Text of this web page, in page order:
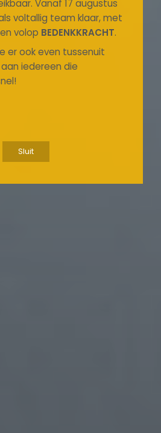
Vanaf 17 augustus
voltallig team klaar, met
volop BEDENKKRACHT.
er ook even tussenuit
iedereen die
Sluit